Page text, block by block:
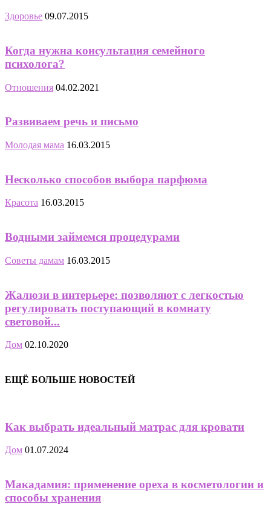
Здоровье 09.07.2015
Когда нужна консультация семейного
психолога?
Отношения 04.02.2021
Развиваем речь и письмо
Молодая мама 16.03.2015
Несколько способов выбора парфюма
Красота 16.03.2015
Водными займемся процедурами
Советы дамам 16.03.2015
Жалюзи в интерьере: позволяют с легкостью
регулировать поступающий в комнату
световой...
Дом 02.10.2020
ЕЩЁ БОЛЬШЕ НОВОСТЕЙ
Как выбрать идеальный матрас для кровати
Дом 01.07.2024
Макадамия: применение ореха в косметологии и
способы хранения